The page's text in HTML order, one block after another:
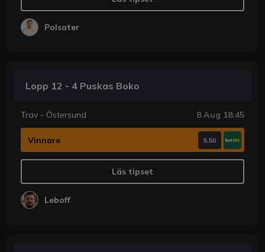
Polsater
Lopp 12 - 4 Puskas Boko
Trav - Östersund 8 Aug 18:45
Vinnare 5.50
Läs tipset
Leboff